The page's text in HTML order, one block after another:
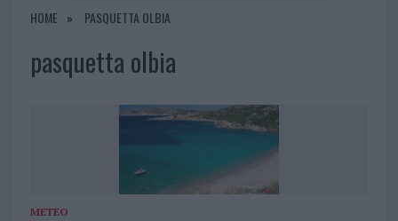
HOME PASQUETTA OLBIA
pasquetta olbia
METEO